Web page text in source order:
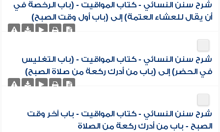
شرح سنن النسائي - كتاب المواقيت - (باب الرخصة في
أن يقال للعشاء العتمة) إلى (باب أول وقت الصبح)
شرح سنن النسائي - كتاب المواقيت - (باب التغليس
في الحضر) إلى (باب من أدرك ركعة من صلاة الصبح)
شرح سنن النسائي - كتاب المواقيت - باب آخر وقت
الصبح - باب من أدرك ركعة من الصلاة